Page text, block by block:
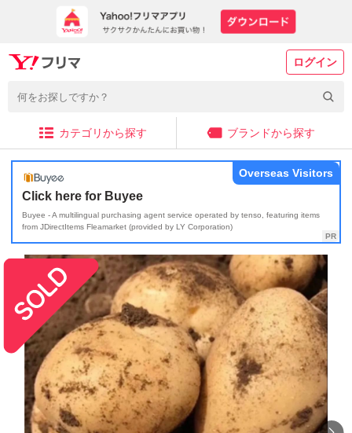
ログイン
カテゴリから探す ブランドから探す
Click here for Buyee
Buyee - A multilingual purchasing agent service operated by tenso, featuring items
from JDirectItems Fleamarket (provided by LY Corporation)
Overseas Visitors